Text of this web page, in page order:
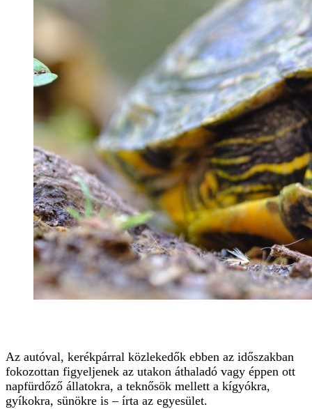
Az autóval, kerékpárral közlekedők ebben az időszakban
fokozottan figyeljenek az utakon áthaladó vagy éppen ott
napfürdőző állatokra, a teknősök mellett a kígyókra,
gyíkokra, sünökre is – írta az egyesület.